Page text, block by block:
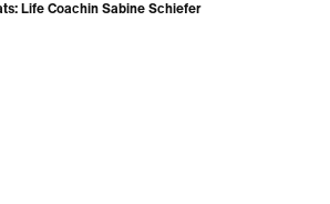
Life Coachin Sabine Schiefer